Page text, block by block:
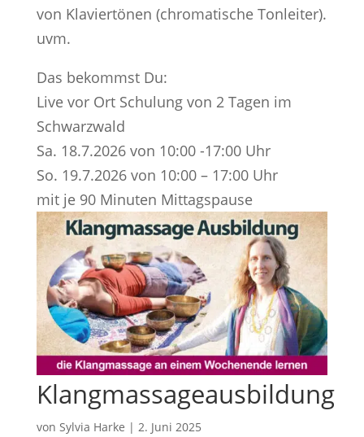
von Klaviertönen (chromatische Tonleiter).
uvm.
Das bekommst Du:
Live vor Ort Schulung von 2 Tagen im
Schwarzwald
Sa. 18.7.2026 von 10:00 -17:00 Uhr
So. 19.7.2026 von 10:00 – 17:00 Uhr
mit je 90 Minuten Mittagspause
Klangmassageausbildung
von Sylvia Harke | 2. Juni 2025